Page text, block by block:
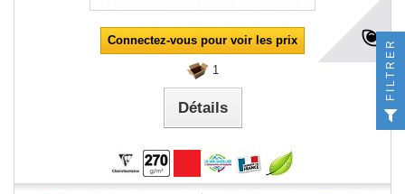
Connectez-vous pour voir les prix
1
Détails
FILTRER